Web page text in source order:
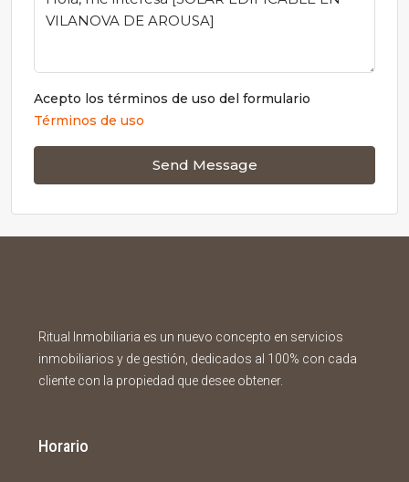
Acepto los términos de uso del formulario
Términos de uso
Send Message
Ritual Inmobiliaria es un nuevo concepto en servicios
inmobiliarios y de gestión, dedicados al 100% con cada
cliente con la propiedad que desee obtener.
Horario